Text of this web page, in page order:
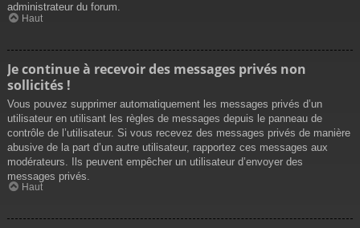
administrateur du forum.
Haut
Je continue à recevoir des messages privés non
sollicités !
Vous pouvez supprimer automatiquement les messages privés d’un
utilisateur en utilisant les règles de messages depuis le panneau de
contrôle de l’utilisateur. Si vous recevez des messages privés de manière
abusive de la part d’un autre utilisateur, rapportez ces messages aux
modérateurs. Ils peuvent empêcher un utilisateur d’envoyer des
messages privés.
Haut